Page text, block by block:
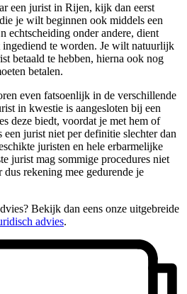
een jurist in Rijen, kijk dan eerst
je wilt beginnen ook middels een
echtscheiding onder andere, dient
ingediend te worden. Je wilt natuurlijk
betaald te hebben, hierna ook nog
betalen.
even fatsoenlijk in de verschillende
in kwestie is aangesloten bij een
deze biedt, voordat je met hem of
een jurist niet per definitie slechter dan
juristen en hele erbarmelijke
jurist mag sommige procedures niet
rekening mee gedurende je
Bekijk dan eens onze uitgebreide
advies.